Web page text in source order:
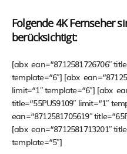
Folgende 4K Fernseher
berücksichtigt:
[abx ean=“8712581726706″
template=“6″] [abx
limit=“1″ template=“6″] [abx
title=“55PUS9109″ limit=“1″
ean=“8712581705619″
[abx ean=“8712581713201″
template=“5″]